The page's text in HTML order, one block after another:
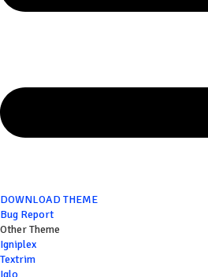
DOWNLOAD THEME
Bug Report
Other Theme
Igniplex
Textrim
Iglo